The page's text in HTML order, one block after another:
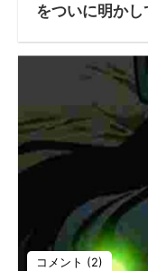
をついに明かし
コメント (2)